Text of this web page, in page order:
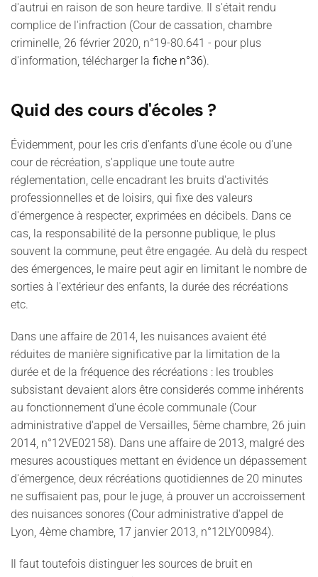
d'autrui en raison de son heure tardive. Il s'était rendu
complice de l'infraction (Cour de cassation, chambre
criminelle, 26 février 2020, n°19-80.641 - pour plus
d'information, télécharger la fiche n°36).
Quid des cours d'écoles ?
Évidemment, pour les cris d'enfants d'une école ou d'une
cour de récréation, s'applique une toute autre
réglementation, celle encadrant les bruits d'activités
professionnelles et de loisirs, qui fixe des valeurs
d'émergence à respecter, exprimées en décibels. Dans ce
cas, la responsabilité de la personne publique, le plus
souvent la commune, peut être engagée. Au delà du respect
des émergences, le maire peut agir en limitant le nombre de
sorties à l'extérieur des enfants, la durée des récréations
etc.
Dans une affaire de 2014, les nuisances avaient été
réduites de manière significative par la limitation de la
durée et de la fréquence des récréations : les troubles
subsistant devaient alors être considerés comme inhérents
au fonctionnement d'une école communale (Cour
administrative d'appel de Versailles, 5ème chambre, 26 juin
2014, n°12VE02158). Dans une affaire de 2013, malgré des
mesures acoustiques mettant en évidence un dépassement
d'émergence, deux récréations quotidiennes de 20 minutes
ne suffisaient pas, pour le juge, à prouver un accroissement
des nuisances sonores (Cour administrative d'appel de
Lyon, 4ème chambre, 17 janvier 2013, n°12LY00984).
Il faut toutefois distinguer les sources de bruit en